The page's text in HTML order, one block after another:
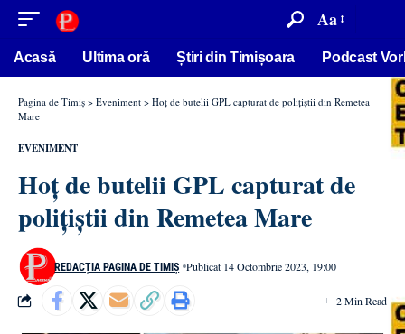
conținut Aa
Acasă Ultima oră Știri din Timișoara Podcast
Pagina de Timiș > Eveniment > Hoț de butelii GPL capturat de polițiștii din Remetea
Mare
EVENIMENT
Hoț de butelii GPL capturat de
polițiștii din Remetea Mare
REDACȚIA PAGINA DE TIMIȘ Publicat 14 Octombrie 2023, 19:00
2 Min Read